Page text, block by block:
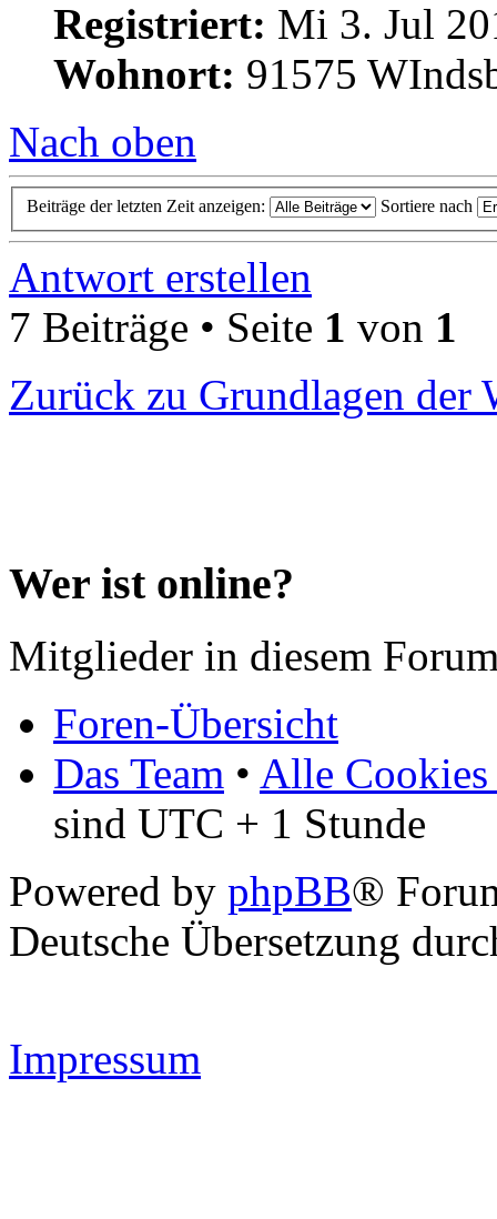
Registriert: Mi 3. Jul
Wohnort: 91575
Nach oben
Beiträge der letzten Zeit anzeigen: Sortiere nach
Antwort erstellen
7 Beiträge • Seite 1 von 1
Zurück zu Grundlagen der
Wer ist online?
Mitglieder in diesem
Foren-Übersicht
Das Team • Alle Cookies
sind UTC + 1 Stunde
Powered by phpBB®
Deutsche Übersetzung
Impressum